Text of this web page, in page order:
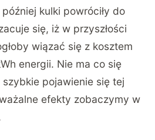
kulki powróciły do
się, iż w przyszłości
wiązać się z kosztem
energii. Nie ma co się
pojawienie się tej
efekty zobaczymy w